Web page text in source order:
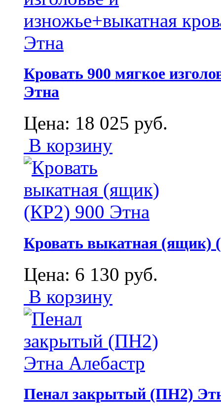
Кровать 900 мягкое
Этна
Цена: 18 025 руб.
В корзину
Кровать выкатная (ящик)
Цена: 6 130 руб.
В корзину
Пенал закрытый (ПН2)